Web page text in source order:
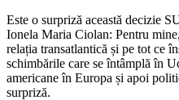
Este o surpriză această decizie
Ionela Maria Ciolan: Pentru
relația transatlantică și pe tot ce
schimbările care se întâmplă în
americane în Europa și apoi
surpriză.